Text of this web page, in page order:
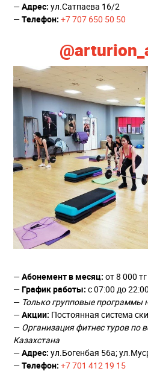
—Адрес: ул.Сатпаева 16/2
—Телефон: +7 707 650 50 50
—Абонемент в месяц: от 8 000 тг
—График работы: с 07:00 до 22:00
— Только групповые программы
—Акции: Постоянная система
— Организация фитнес туров по
Казахстана
—Адрес: ул.Богенбая 56а;
—Телефон: +7 701 412 19 15